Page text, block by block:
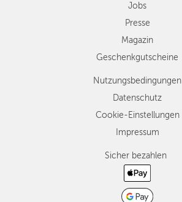
Jobs
Presse
Magazin
Geschenkgutscheine
Nutzungsbedingungen
Datenschutz
Cookie-Einstellungen
Impressum
Sicher bezahlen